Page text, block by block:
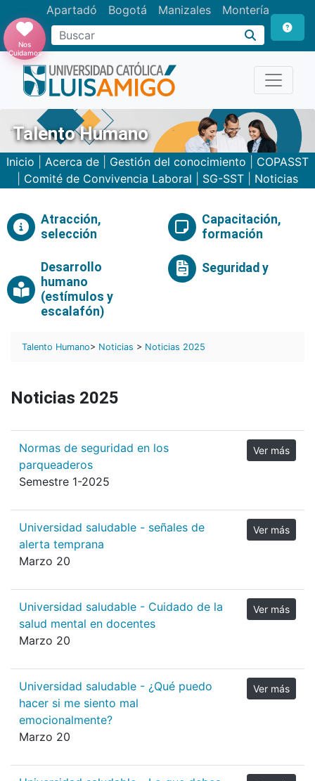
Apartadó Bogotá Manizales Montería
Buscar
Nos
Cuidamos
Talento Humano
Inicio Acerca de Gestión del conocimiento
COPASST
Comité de Convivencia Laboral SG-SST Noticias
Atracción,
selección
Capacitación,
formación
Desarrollo
humano
(estímulos y
escalafón)
Seguridad y
Talento Humano> Noticias > Noticias 2025
Noticias 2025
Normas de seguridad en los
parqueaderos
Semestre 1-2025
Ver más
Universidad saludable - señales de
alerta temprana
Marzo 20
Ver más
Universidad saludable - Cuidado de la
salud mental en docentes
Marzo 20
Ver más
Universidad saludable - ¿Qué puedo
hacer si me siento mal
emocionalmente?
Marzo 20
Ver más